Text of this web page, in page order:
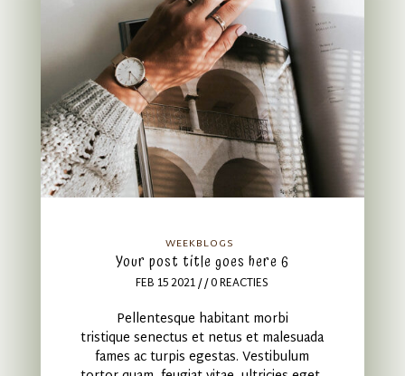
WEEKBLOGS
Your post title goes here 6
FEB 15 2021/ / 0 REACTIES
Pellentesque habitant morbi
tristique senectus et netus et malesuada
fames ac turpis egestas. Vestibulum